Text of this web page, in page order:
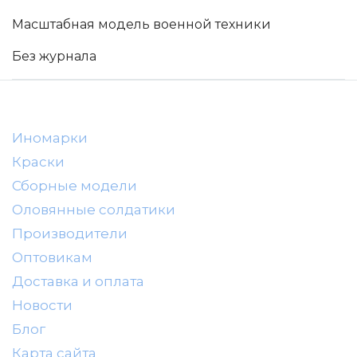
Heller
Jas
ICM
Макет-MSD
Ark Models
EK Castings
Солдатики Публия
Новый век
Студия Ронин
Старая школа
BBurago
Серебряная ладья
Масштабная модель военной техники
Без журнала
Иномарки
Краски
Сборные модели
Оловянные солдатики
Производители
Оптовикам
Доставка и оплата
Новости
Блог
Карта сайта